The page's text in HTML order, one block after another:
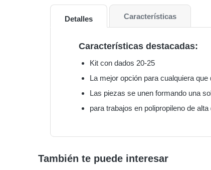
Detalles
Características destacadas:
Kit con dados 20-25
La mejor opción para cualquiera
Las piezas se unen formando una
para trabajos en polipropileno de alta
Características
También te puede interesar